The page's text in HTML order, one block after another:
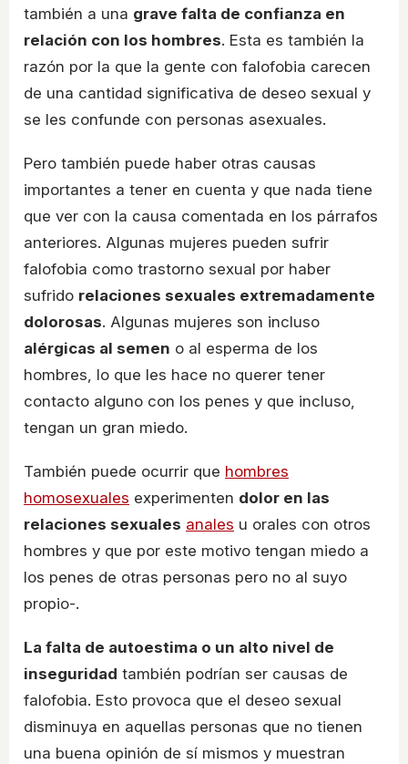
también a una grave falta de confianza en
relación con los hombres. Esta es también la
razón por la que la gente con falofobia carecen
de una cantidad significativa de deseo sexual y
se les confunde con personas asexuales.
Pero también puede haber otras causas
importantes a tener en cuenta y que nada tiene
que ver con la causa comentada en los párrafos
anteriores. Algunas mujeres pueden sufrir
falofobia como trastorno sexual por haber
sufrido relaciones sexuales extremadamente
dolorosas. Algunas mujeres son incluso
alérgicas al semen o al esperma de los
hombres, lo que les hace no querer tener
contacto alguno con los penes y que incluso,
tengan un gran miedo.
También puede ocurrir que hombres
homosexuales experimenten dolor en las
relaciones sexuales anales u orales con otros
hombres y que por este motivo tengan miedo a
los penes de otras personas pero no al suyo
propio-.
La falta de autoestima o un alto nivel de
inseguridad también podrían ser causas de
falofobia. Esto provoca que el deseo sexual
disminuya en aquellas personas que no tienen
una buena opinión de sí mismos y muestran